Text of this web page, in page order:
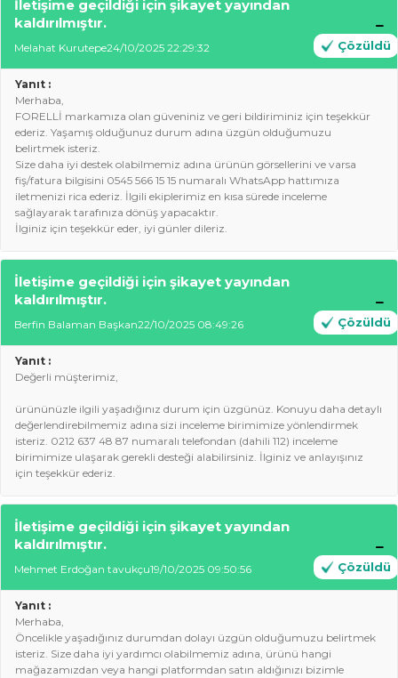
İletişime geçildiği için şikayet yayından
kaldırılmıştır.
Çözüldü
Melahat Kurutepe24/10/2025 22:29:32
Yanıt :
Merhaba,
FORELLİ markamıza olan güveniniz ve geri bildiriminiz için teşekkür
ederiz. Yaşamış olduğunuz durum adına üzgün olduğumuzu
belirtmek isteriz.
Size daha iyi destek olabilmemiz adına ürünün görsellerini ve varsa
fiş/fatura bilgisini 0545 566 15 15 numaralı WhatsApp hattımıza
iletmenizi rica ederiz. İlgili ekiplerimiz en kısa sürede inceleme
sağlayarak tarafınıza dönüş yapacaktır.
İlginiz için teşekkür eder, iyi günler dileriz.
İletişime geçildiği için şikayet yayından
kaldırılmıştır.
Çözüldü
Berfin Balaman Başkan22/10/2025 08:49:26
Yanıt :
Değerli müşterimiz,
ürününüzle ilgili yaşadığınız durum için üzgünüz. Konuyu daha detaylı
değerlendirebilmemiz adına sizi inceleme birimimize yönlendirmek
isteriz. 0212 637 48 87 numaralı telefondan (dahili 112) inceleme
birimimize ulaşarak gerekli desteği alabilirsiniz. İlginiz ve anlayışınız
için teşekkür ederiz.
İletişime geçildiği için şikayet yayından
kaldırılmıştır.
Çözüldü
Mehmet Erdoğan tavukçu19/10/2025 09:50:56
Yanıt :
Merhaba,
Öncelikle yaşadığınız durumdan dolayı üzgün olduğumuzu belirtmek
isteriz. Size daha iyi yardımcı olabilmemiz adına, ürünü hangi
mağazamızdan veya hangi platformdan satın aldığınızı bizimle